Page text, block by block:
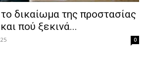
δικαίωμα της προστασίας
πού ξεκινά...
0